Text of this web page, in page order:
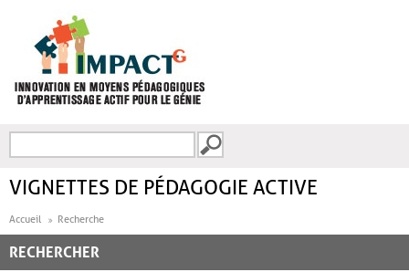
FORMULAIRE DE
VIGNETTES DE PÉDAGOGIE ACTIVE
Accueil Recherche
RECHERCHER